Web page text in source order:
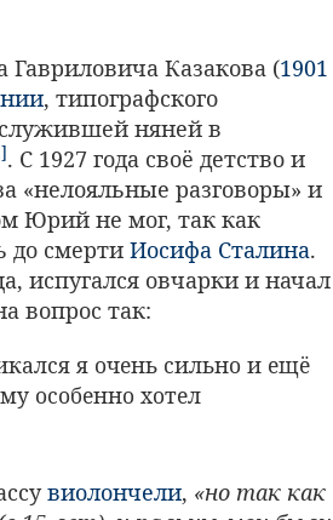
Казакова (1901
, типографского
няней в
. С 1927 года своё детство и
«нелояльные разговоры» и
Юрий не мог, так как
до смерти Иосифа Сталина.
испугался овчарки и начал
вопрос так:
я очень сильно и ещё
особенно хотел
виолончели, «но так как